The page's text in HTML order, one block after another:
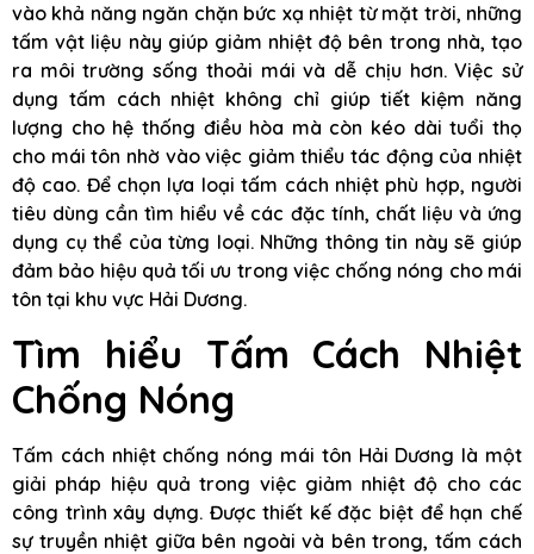
vào khả năng ngăn chặn bức xạ nhiệt từ mặt trời, những
tấm vật liệu này giúp giảm nhiệt độ bên trong nhà, tạo
ra môi trường sống thoải mái và dễ chịu hơn. Việc sử
dụng tấm cách nhiệt không chỉ giúp tiết kiệm năng
lượng cho hệ thống điều hòa mà còn kéo dài tuổi thọ
cho mái tôn nhờ vào việc giảm thiểu tác động của nhiệt
độ cao. Để chọn lựa loại tấm cách nhiệt phù hợp, người
tiêu dùng cần tìm hiểu về các đặc tính, chất liệu và ứng
dụng cụ thể của từng loại. Những thông tin này sẽ giúp
đảm bảo hiệu quả tối ưu trong việc chống nóng cho mái
tôn tại khu vực Hải Dương.
Tìm hiểu Tấm Cách Nhiệt
Chống Nóng
Tấm cách nhiệt chống nóng mái tôn Hải Dương là một
giải pháp hiệu quả trong việc giảm nhiệt độ cho các
công trình xây dựng. Được thiết kế đặc biệt để hạn chế
sự truyền nhiệt giữa bên ngoài và bên trong, tấm cách